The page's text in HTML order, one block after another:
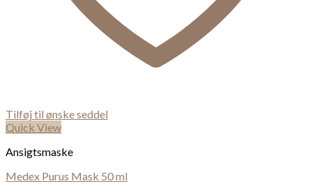
Tilføj til ønske seddel
Quick View
Ansigtsmaske
Medex Purus Mask 50 ml